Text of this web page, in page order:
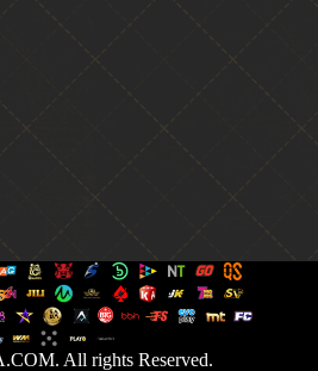
All rights Reserved.